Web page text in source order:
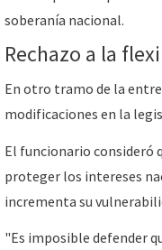
soberanía nacional.
Rechazo a la
En otro tramo de la
modificaciones en la
El funcionario consideró
proteger los intereses
incrementa su
"Es imposible defender